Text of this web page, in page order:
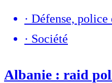
· Défense, police
· Société
Albanie : raid